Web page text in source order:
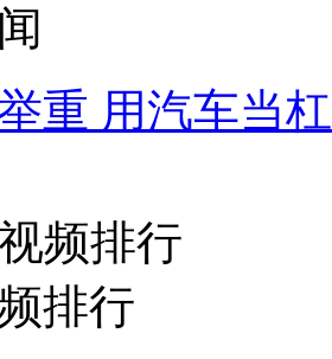
重 用汽车当
频排行
排行